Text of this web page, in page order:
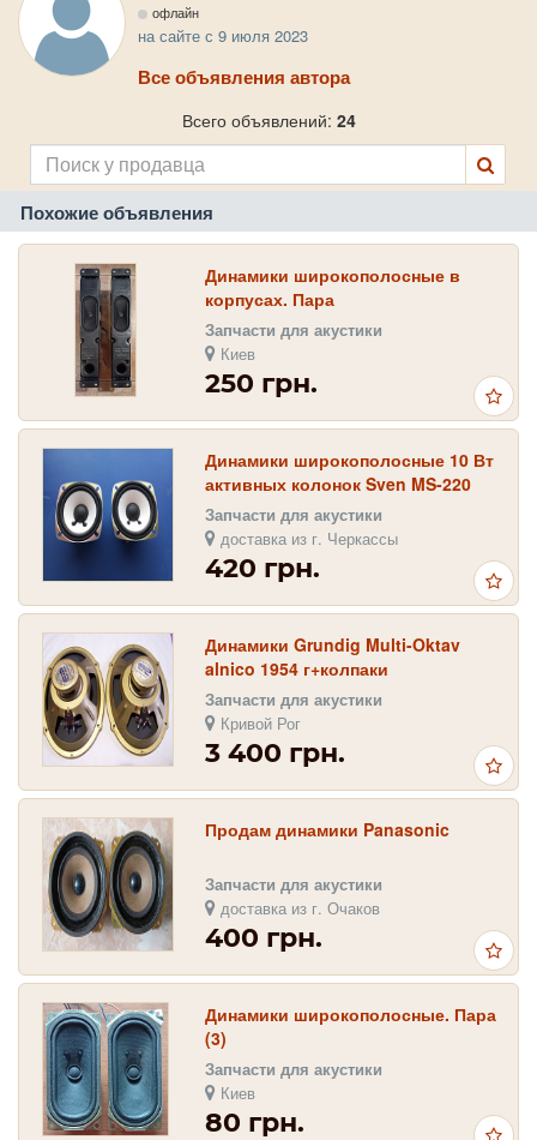
офлайн
на сайте с 9 июля 2023
Все объявления автора
Всего объявлений: 24
Похожие объявления
Динамики широкополосные в
корпусах. Пара
Запчасти для акустики
Киев
250 грн.
Динамики широкополосные 10 Вт
активных колонок Sven MS-220
пара
Запчасти для акустики
доставка из г. Черкассы
420 грн.
Динамики Grundig Multi-Oktav
alnico 1954 г+колпаки
Запчасти для акустики
Кривой Рог
3 400 грн.
Продам динамики Panasonic
Запчасти для акустики
доставка из г. Очаков
400 грн.
Динамики широкополосные. Пара
(3)
Запчасти для акустики
Киев
80 грн.